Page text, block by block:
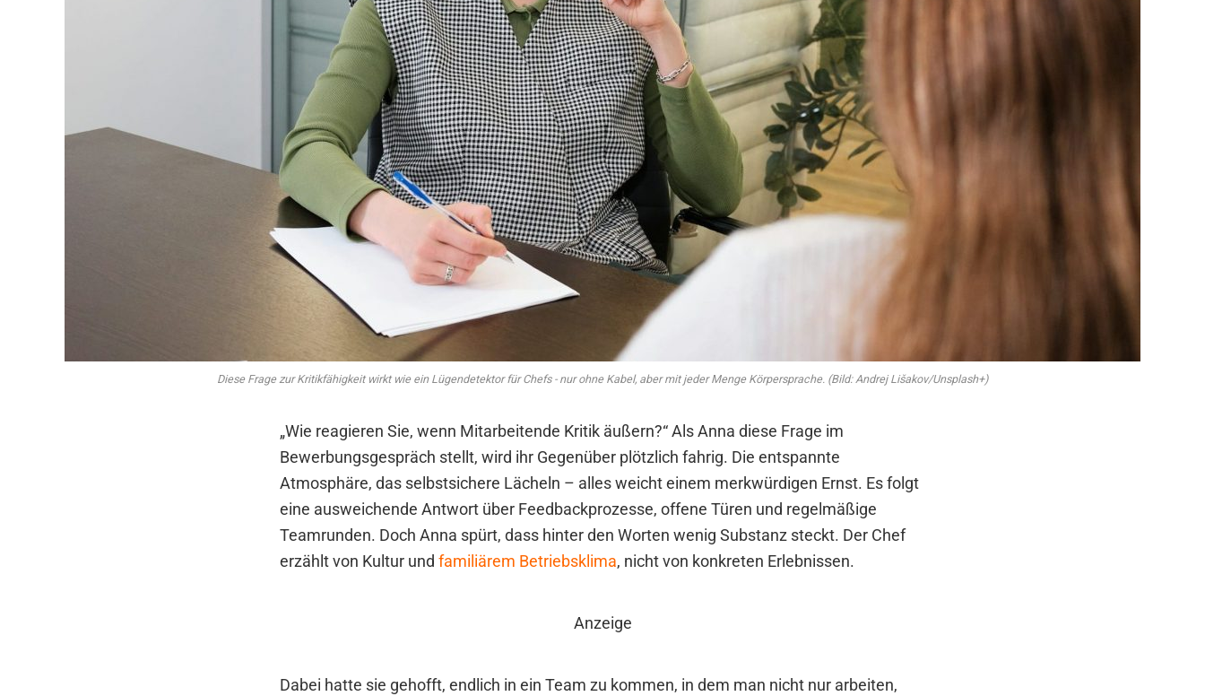
Diese Frage zur Kritikfähigkeit wirkt wie ein Lügendetektor für Chefs - nur ohne Kabel, aber mit jeder Menge Körpersprache. (Bild: Andrej Lišakov/Unsplash+)
„Wie reagieren Sie, wenn Mitarbeitende Kritik äußern?“ Als Anna diese Frage im
Bewerbungsgespräch stellt, wird ihr Gegenüber plötzlich fahrig. Die entspannte
Atmosphäre, das selbstsichere Lächeln – alles weicht einem merkwürdigen Ernst. Es folgt
eine ausweichende Antwort über Feedbackprozesse, offene Türen und regelmäßige
Teamrunden. Doch Anna spürt, dass hinter den Worten wenig Substanz steckt. Der Chef
erzählt von Kultur und familiärem Betriebsklima, nicht von konkreten Erlebnissen.
Anzeige
Dabei hatte sie gehofft, endlich in ein Team zu kommen, in dem man nicht nur arbeiten,